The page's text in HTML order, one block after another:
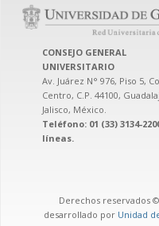
CONSEJO GENERAL
UNIVERSITARIO
Av. Juárez N° 976, Piso 5,
Centro, C.P. 44100,
Jalisco, México.
Teléfono: 01 (33) 3134-
líneas.
Derechos reservados
desarrollado por Unidad